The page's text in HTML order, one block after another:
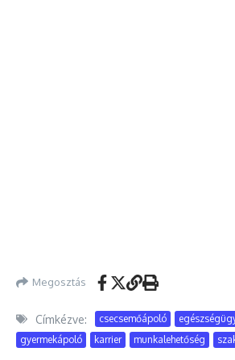
Megosztás
Címkézve: csecsemőápoló
gyermekápoló
karrier munkalehetőség